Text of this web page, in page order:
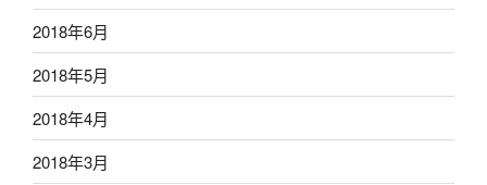
2018年6月
2018年5月
2018年4月
2018年3月